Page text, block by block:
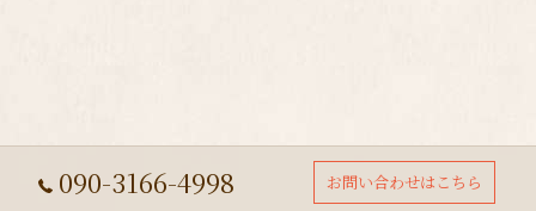
090-3166-4998 お問い合わせはこちら